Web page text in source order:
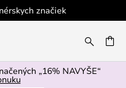
značiek
„16% NAVYŠE“